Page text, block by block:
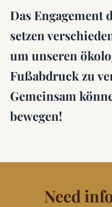
Das Engagement
setzen
um unseren
Fußabdruck zu
Gemeinsam
bewegen!
Need